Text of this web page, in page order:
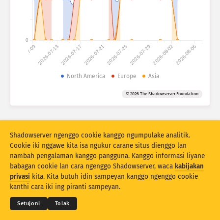
Statistik serangan: Piranti
Set data
Wates
Klumpukake dening
Tumpang tindih
Undhuh minangka PNG Babagan data iki
Connecting Europe Facility saka UE.
2026-07-09 2026-07-13 2026-07-17 2026-07-212026-07-25 2026-07-29 2026-08-022026-08-06
0
North America Europe Asia
© 2026 The Shadowserver Foundation
© 2026THE SHADOWSERVER FOUNDATION
Sarat & Katentuan
Kontak Kita Kredit
Shadowserver ngenggo cookie kanggo ngumpulake analitik.
Cookie iki nggawe kita isa ngukur carane situs dienggo lan
nambah pengalaman kanggo pangguna. Kanggo informasi liyane
babagan cookie lan cara ngenggo Shadowserver, waca kabijakan
privasi kita. Kita butuh idin sampeyan kanggo ngenggo cookie
kanthi cara iki ing piranti sampeyan.
Setujoni Tolak